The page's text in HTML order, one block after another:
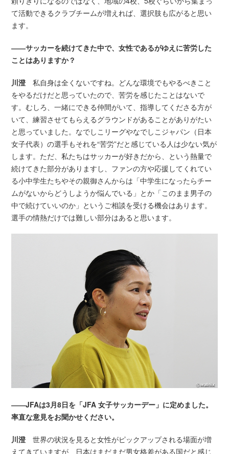
て活動できるクラブチームが増えれば、選択肢も広がると思い
ます。
――サッカーを続けてきた中で、女性であるがゆえに苦労した
ことはありますか？
川澄 私自身は全くないですね。どんな環境でもやるべきこと
をやるだけだと思っていたので、苦労を感じたことはないで
す。むしろ、一緒にできる仲間がいて、指導してくださる方が
いて、練習させてもらえるグラウンドがあることがありがたい
と思っていました。なでしこリーグやなでしこジャパン（日本
女子代表）の選手もそれを“苦労”だと感じている人は少ない気が
します。ただ、私たちはサッカーが好きだから、という熱量で
続けてきた部分がありますし、ファンの方や応援してくれてい
る小中学生たちやその親御さんからは「中学生になったらチー
ムがないからどうしようか悩んでいる」とか「このまま男子の
中で続けていいのか」というご相談を受ける機会はあります。
選手の情熱だけでは難しい部分はあると思います。
――JFAは3月8日を「JFA 女子サッカーデー」に定めました。
率直な意見をお聞かせください。
川澄 世界の状況を見ると女性がピックアップされる場面が増
えてきていますが、日本はまだまだ男女格差がある国だと感じ